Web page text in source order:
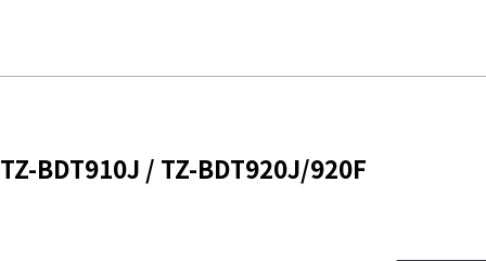
TZ-BDT910J / TZ-BDT920J/920F